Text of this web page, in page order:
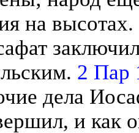
на высотах.
2 Пар
дела
и как